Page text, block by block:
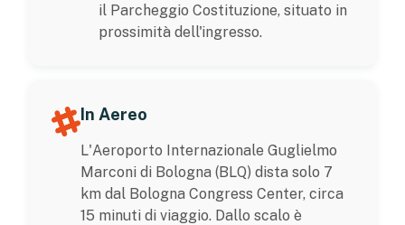
il Parcheggio Costituzione, situato in
prossimità dell'ingresso.
In Aereo
L'Aeroporto Internazionale Guglielmo
Marconi di Bologna (BLQ) dista solo 7
km dal Bologna Congress Center, circa
15 minuti di viaggio. Dallo scalo è